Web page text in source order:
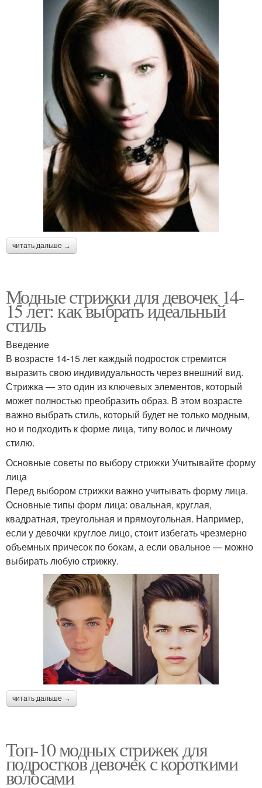
читать дальше →
Модные стрижки для девочек 14-
15 лет: как выбрать идеальный
стиль
Введение
В возрасте 14-15 лет каждый подросток стремится
выразить свою индивидуальность через внешний вид.
Стрижка — это один из ключевых элементов, который
может полностью преобразить образ. В этом возрасте
важно выбрать стиль, который будет не только модным,
но и подходить к форме лица, типу волос и личному
стилю.
Основные советы по выбору стрижки Учитывайте форму
лица
Перед выбором стрижки важно учитывать форму лица.
Основные типы форм лица: овальная, круглая,
квадратная, треугольная и прямоугольная. Например,
если у девочки круглое лицо, стоит избегать чрезмерно
объемных причесок по бокам, а если овальное — можно
выбирать любую стрижку.
читать дальше →
Топ-10 модных стрижек для
подростков девочек с короткими
волосами